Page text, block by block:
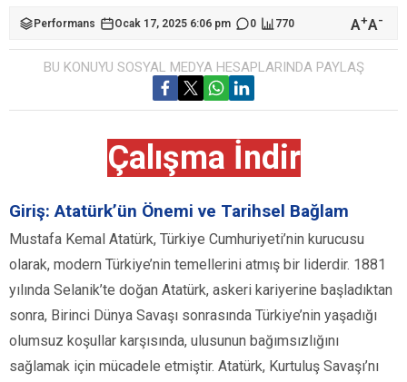
Performans Ocak 17, 2025 6:06 pm 0 770 A+A-
BU KONUYU SOSYAL MEDYA HESAPLARINDA PAYLAŞ
Çalışma İndir
Giriş: Atatürk’ün Önemi ve Tarihsel Bağlam
Mustafa Kemal Atatürk, Türkiye Cumhuriyeti’nin kurucusu
olarak, modern Türkiye’nin temellerini atmış bir liderdir. 1881
yılında Selanik’te doğan Atatürk, askeri kariyerine başladıktan
sonra, Birinci Dünya Savaşı sonrasında Türkiye’nin yaşadığı
olumsuz koşullar karşısında, ulusunun bağımsızlığını
sağlamak için mücadele etmiştir. Atatürk, Kurtuluş Savaşı’nı